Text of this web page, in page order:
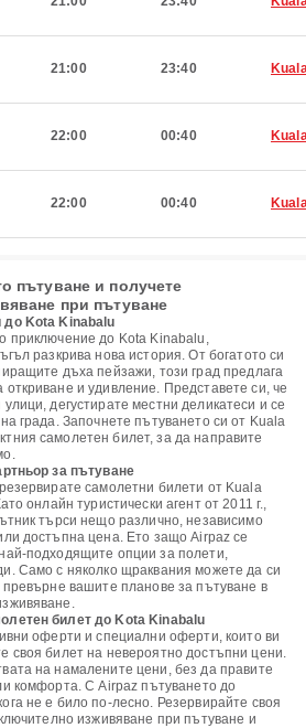
21:00 23:40
22:00 00:40
22:00 00:40
пътуване и получете
при пътуване
до Kota Kinabalu
приключение до Kota Kinabalu,
разкрива нова история. От богатото си
дъха пейзажи, този град предлага
и удивление. Представете си, че
дегустирате местни деликатеси и се
града. Започнете пътуването си от Kuala
самолетен билет, за да направите
за пътуване
самолетни билети от Kuala
онлайн туристически агент от 2011 г.,
търси нещо различно, независимо
достъпна цена. Ето защо Airpaz се
подходящите опции за полети,
Само с няколко щраквания можете да си
превърне вашите планове за пътуване в
билет до Kota Kinabalu
оферти и специални оферти, които ви
своя билет на невероятно достъпни цени.
на намалените цени, без да правите
комфорта. С Airpaz пътуването до
не е било по-лесно. Резервирайте своя
изживяване при пътуване и